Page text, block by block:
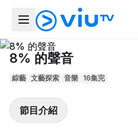
8% 的聲音
綜藝 文藝探索 音樂 16集完
節目介紹